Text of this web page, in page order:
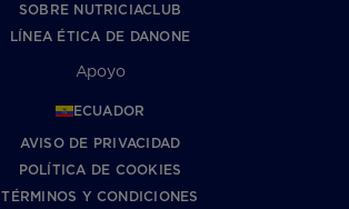
SOBRE NUTRICIACLUB
LÍNEA ÉTICA DE DANONE
Apoyo
ECUADOR
AVISO DE PRIVACIDAD
POLÍTICA DE COOKIES
TÉRMINOS Y CONDICIONES